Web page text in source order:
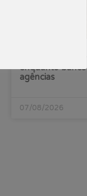
Lucro do Itaú
enquanto
agências
07/08/2026